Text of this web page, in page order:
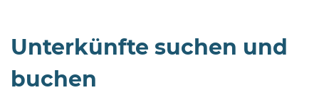
Unterkünfte suchen und
buchen